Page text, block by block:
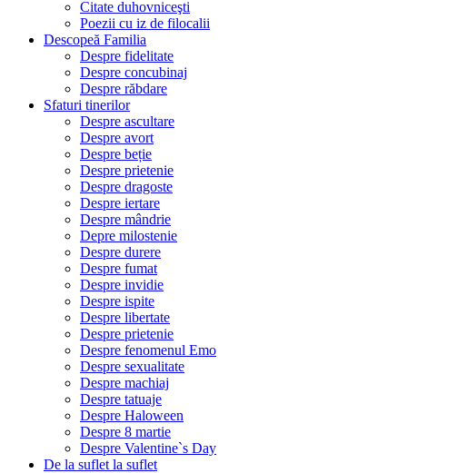
Citate duhovniceşti
Poezii cu iz de filocalii
Descopeă Familia
Despre fidelitate
Despre concubinaj
Despre răbdare
Sfaturi tinerilor
Despre ascultare
Despre avort
Despre beție
Despre prietenie
Despre dragoste
Despre iertare
Despre mândrie
Depre milostenie
Despre durere
Despre fumat
Despre invidie
Despre ispite
Despre libertate
Despre prietenie
Despre fenomenul Emo
Despre sexualitate
Despre machiaj
Despre tatuaje
Despre Haloween
Despre 8 martie
Despre Valentine`s Day
De la suflet la suflet